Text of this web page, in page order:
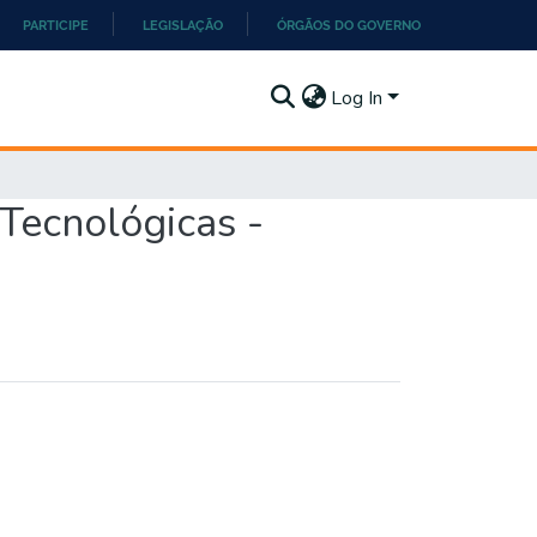
PARTICIPE LEGISLAÇÃO ÓRGÃOS DO GOVERNO
Log In
-